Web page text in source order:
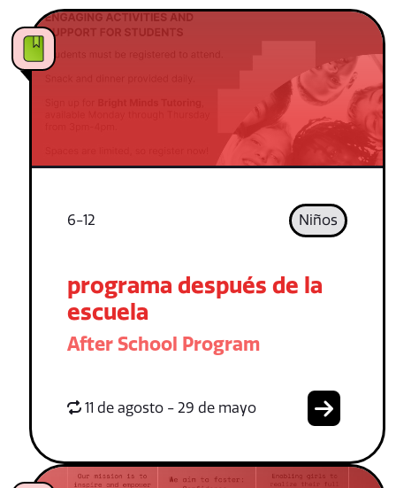
6-12 Niños
programa después de la
escuela
After School Program
11 de agosto - 29 de mayo